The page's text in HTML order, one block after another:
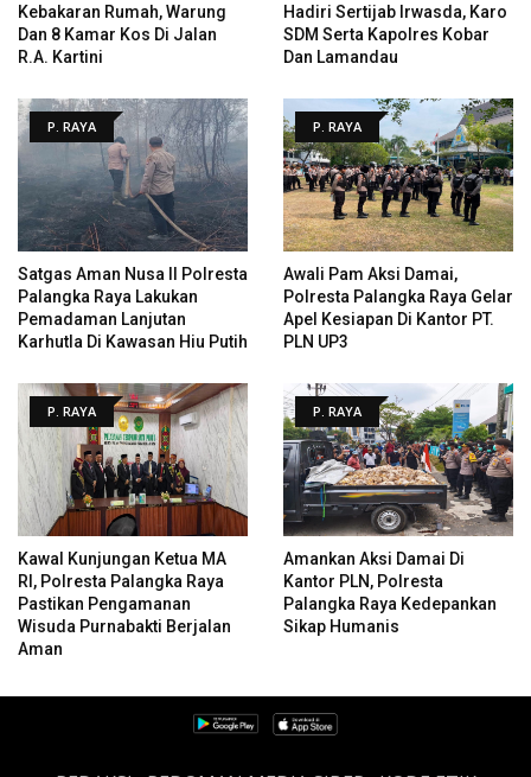
Kebakaran Rumah, Warung
Dan 8 Kamar Kos Di Jalan
R.A. Kartini
Hadiri Sertijab Irwasda, Karo
SDM Serta Kapolres Kobar
Dan Lamandau
P. RAYA
Satgas Aman Nusa II Polresta
Palangka Raya Lakukan
Pemadaman Lanjutan
Karhutla Di Kawasan Hiu Putih
P. RAYA
Awali Pam Aksi Damai,
Polresta Palangka Raya Gelar
Apel Kesiapan Di Kantor PT.
PLN UP3
P. RAYA
Kawal Kunjungan Ketua MA
RI, Polresta Palangka Raya
Pastikan Pengamanan
Wisuda Purnabakti Berjalan
Aman
P. RAYA
Amankan Aksi Damai Di
Kantor PLN, Polresta
Palangka Raya Kedepankan
Sikap Humanis